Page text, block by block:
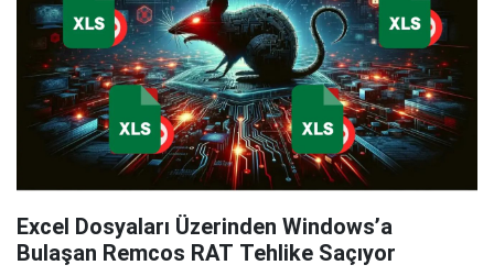
Excel Dosyaları Üzerinden Windows’a
Bulaşan Remcos RAT Tehlike Saçıyor